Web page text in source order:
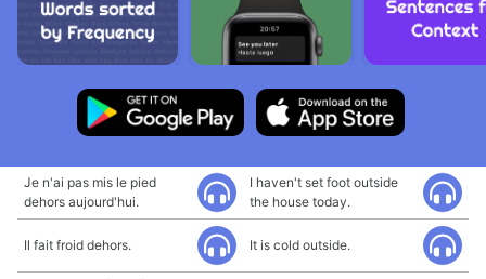
Je n'ai pas mis le pied
dehors aujourd'hui.
I haven't set foot outside
the house today.
Il fait froid dehors. It is cold outside.